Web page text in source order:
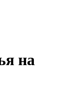
на